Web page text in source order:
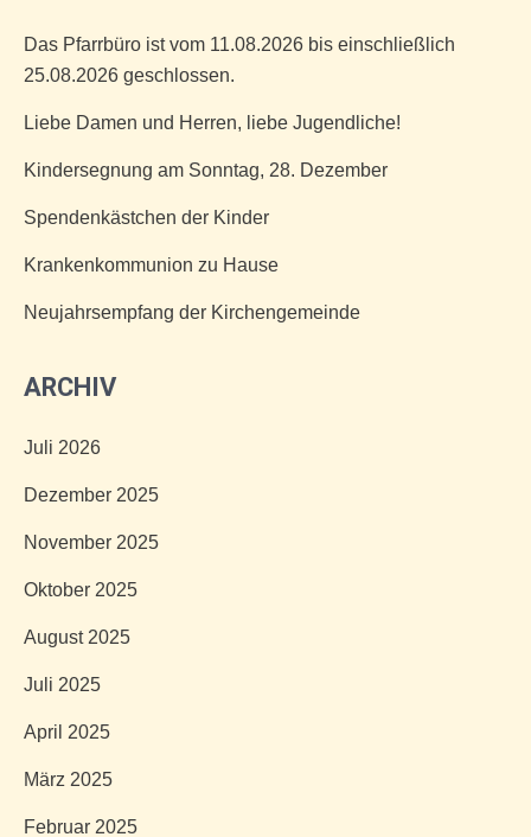
Das Pfarrbüro ist vom 11.08.2026 bis einschließlich
25.08.2026 geschlossen.
Liebe Damen und Herren, liebe Jugendliche!
Kindersegnung am Sonntag, 28. Dezember
Spendenkästchen der Kinder
Krankenkommunion zu Hause
Neujahrsempfang der Kirchengemeinde
ARCHIV
Juli 2026
Dezember 2025
November 2025
Oktober 2025
August 2025
Juli 2025
April 2025
März 2025
Februar 2025